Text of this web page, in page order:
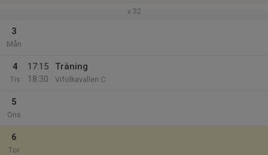
v.32
3
Mån
4
Tis
17:15
18:30
Träning
Vifolkavallen C
5
Ons
6
Tor